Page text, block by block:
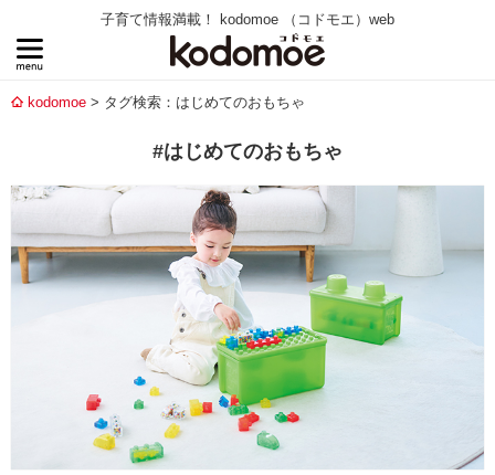
子育て情報満載！ kodomoe （コドモエ）web
kodomoe タグ検索：はじめてのおもちゃ
#はじめてのおもちゃ